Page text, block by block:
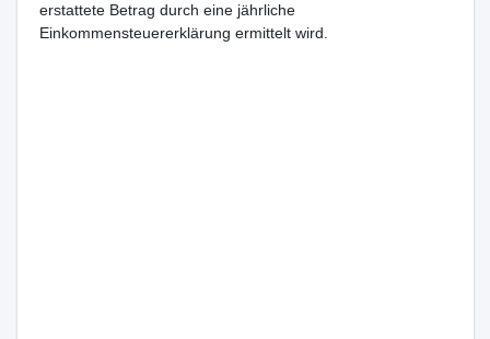
erstattete Betrag durch eine jährliche
Einkommensteuererklärung ermittelt wird.